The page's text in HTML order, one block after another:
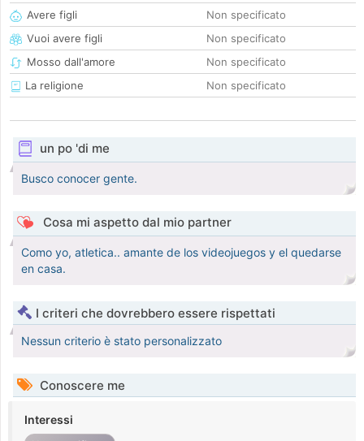
Avere figli
Non specificato
Vuoi avere figli
Non specificato
Mosso dall'amore
Non specificato
La religione
Non specificato
un po 'di me
Busco conocer gente.
Cosa mi aspetto dal mio partner
Como yo, atletica.. amante de los videojuegos y el quedarse
en casa.
I criteri che dovrebbero essere rispettati
Nessun criterio è stato personalizzato
Conoscere me
Interessi